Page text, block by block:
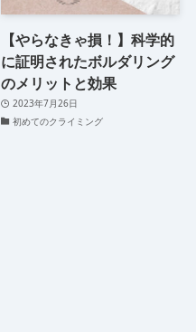
【やらなきゃ損！】科学的
に証明されたボルダリング
のメリットと効果
2023年7月26日
初めてのクライミング